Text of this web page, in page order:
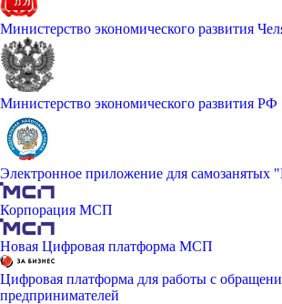
Министерство экономического развития
Министерство экономического развития РФ
Электронное приложение для самозанятых
Корпорация МСП
Новая Цифровая платформа МСП
Цифровая платформа для работы с
предпринимателей